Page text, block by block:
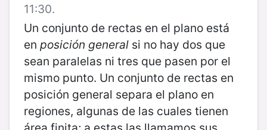
11:30.
Un conjunto de rectas en el plano está
en posición general si no hay dos que
sean paralelas ni tres que pasen por el
mismo punto. Un conjunto de rectas en
posición general separa el plano en
regiones, algunas de las cuales tienen